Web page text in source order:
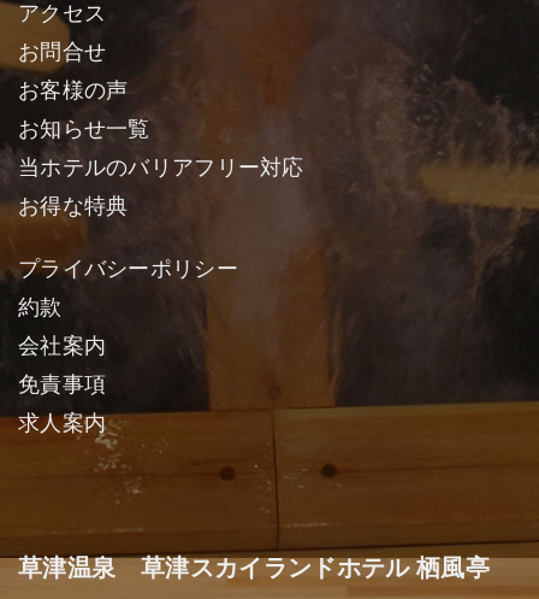
アクセス
お問合せ
お客様の声
お知らせ一覧
当ホテルのバリアフリー対応
お得な特典
プライバシーポリシー
約款
会社案内
免責事項
求人案内
草津温泉 草津スカイランドホテル 栖風亭